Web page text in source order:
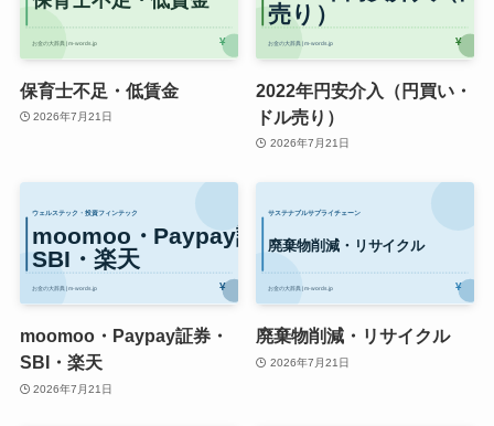
保育士不足・低賃金
2026年7月21日
2022年円安介入（円買い・
ドル売り）
2026年7月21日
moomoo・Paypay証券・
SBI・楽天
2026年7月21日
廃棄物削減・リサイクル
2026年7月21日